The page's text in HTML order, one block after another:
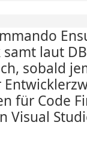
laut
sobald
für Code
Visual